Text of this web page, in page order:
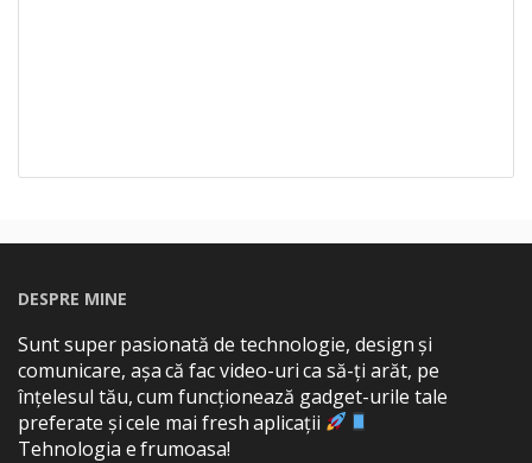
DESPRE MINE
Sunt super pasionată de technologie, design și
comunicare, așa că fac video-uri ca să-ți arăt, pe
înțelesul tău, cum funcționează gadget-urile tale
preferate și cele mai fresh aplicații
Tehnologia e frumoasa!